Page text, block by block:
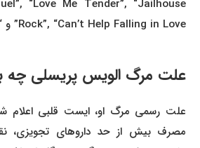
“Love Me Tender”, “Jailhouse
Rock”, “Can’t Help Falling in Love” و “Suspicious Minds”.
علت مرگ الویس پریسلی چه
علت رسمی مرگ او، ایست قلبی اعلام
مصرف بیش از حد داروهای